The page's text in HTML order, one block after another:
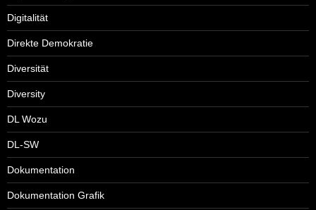
Digitalität
Direkte Demokratie
Diversität
Diversity
DL Wozu
DL-SW
Dokumentation
Dokumentation Grafik